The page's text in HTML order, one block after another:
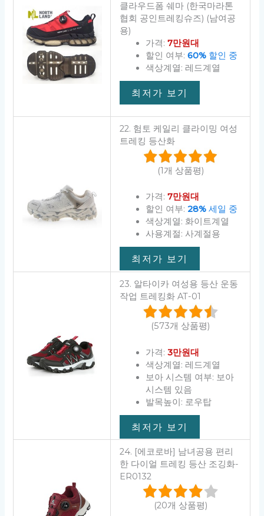
클라우드폼 쉐마 (한국마라톤
협회 공인트레킹슈즈) (남여공
용)
가격: 7만원대
할인 여부: 60%할인 중
색상계열: 레드계열
최저가 보기
22. 험토 케일리 클라이밍 여성
트레킹 등산화
(1개 상품평)
가격: 7만원대
할인 여부: 28%세일 중
색상계열: 화이트계열
사용계절: 사계절용
최저가 보기
23. 알타이카 여성용 등산 운동
작업 트레킹화 AT-01
(573개 상품평)
가격: 3만원대
색상계열: 레드계열
보아 시스템 여부: 보아
시스템 있음
발목높이: 로우탑
최저가 보기
24. [에코로바] 남녀공용 편리
한 다이얼 트레킹 등산 조깅화-
ER0132
(20개 상품평)